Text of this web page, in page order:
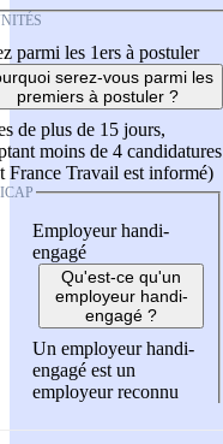
parmi les 1ers à postuler
serez-vous parmi les
premiers à postuler ?
de plus de 15 jours,
moins de 4 candidatures
France Travail est informé)
Employeur handi-
engagé
Qu'est-ce qu'un
employeur handi-
engagé ?
Un employeur handi-
engagé est un
employeur reconnu